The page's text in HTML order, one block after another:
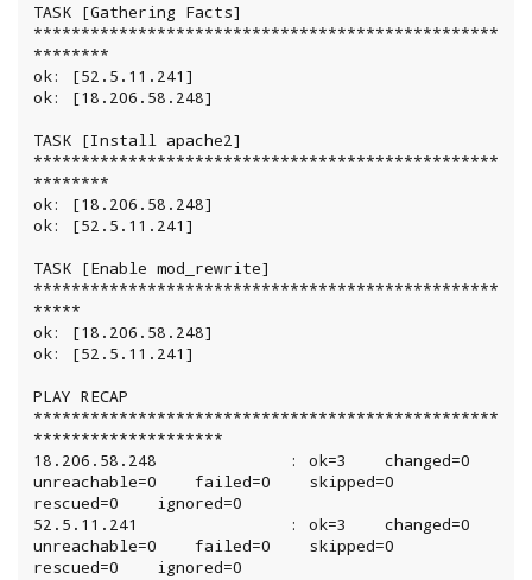
TASK [Gathering Facts]
*************************************************
********
ok: [52.5.11.241]
ok: [18.206.58.248]
TASK [Install apache2]
*************************************************
********
ok: [18.206.58.248]
ok: [52.5.11.241]
TASK [Enable mod_rewrite]
*************************************************
*****
ok: [18.206.58.248]
ok: [52.5.11.241]
PLAY RECAP
*************************************************
********************
18.206.58.248              : ok=3    changed=0
unreachable=0    failed=0    skipped=0
rescued=0    ignored=0
52.5.11.241                : ok=3    changed=0
unreachable=0    failed=0    skipped=0
rescued=0    ignored=0